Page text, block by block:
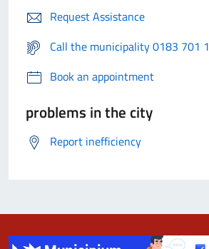
Request Assistance
Call the municipality 0183 701 1
Book an appointment
problems in the city
Report inefficiency